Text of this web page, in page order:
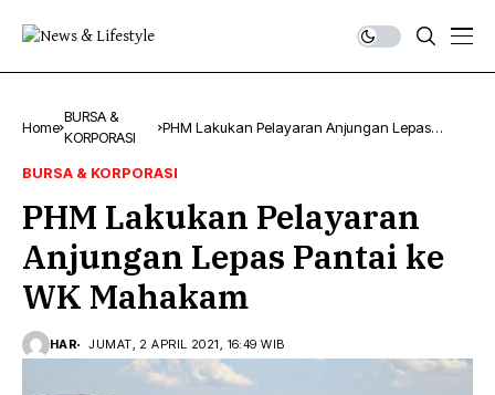
Home
BURSA &
KORPORASI
PHM Lakukan Pelayaran Anjungan Lepas
BURSA & KORPORASI
PHM Lakukan Pelayaran
Anjungan Lepas Pantai ke
WK Mahakam
HAR JUMAT, 2 APRIL 2021, 16:49 WIB